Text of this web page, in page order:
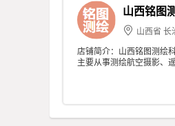
山西铭图
山西省 长
店铺简介：山西铭图测绘
主要从事测绘航空摄影、
了解和研究。公司现有在
师2人,助理工程师4人。